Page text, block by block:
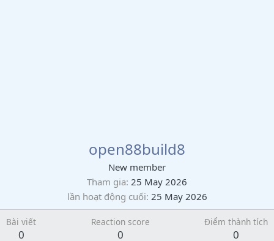
open88build8
New member
Tham gia 25 May 2026
lần hoạt động cuối 25 May 2026
Bài viết
0
Reaction score
0
Điểm thành tích
0